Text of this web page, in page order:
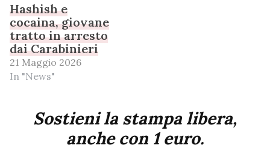
Hashish e
cocaina, giovane
tratto in arresto
dai Carabinieri
21 Maggio 2026
In "News"
Sostieni la stampa libera,
anche con 1 euro.